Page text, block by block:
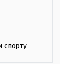
спорту